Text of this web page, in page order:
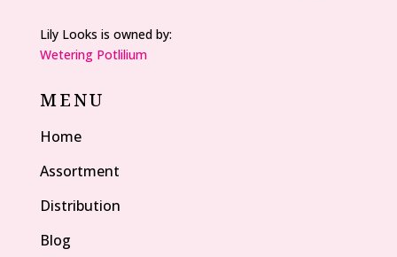
Lily Looks is owned by:
Wetering Potlilium
MENU
Home
Assortment
Distribution
Blog